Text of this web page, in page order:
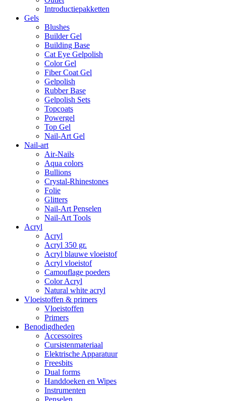
Introductiepakketten
Gels
Blushes
Builder Gel
Building Base
Cat Eye Gelpolish
Color Gel
Fiber Coat Gel
Gelpolish
Rubber Base
Gelpolish Sets
Topcoats
Powergel
Top Gel
Nail-Art Gel
Nail-art
Air-Nails
Aqua colors
Bullions
Crystal-Rhinestones
Folie
Glitters
Nail-Art Penselen
Nail-Art Tools
Acryl
Acryl
Acryl 350 gr.
Acryl blauwe vloeistof
Acryl vloeistof
Camouflage poeders
Color Acryl
Natural white acryl
Vloeistoffen & primers
Vloeistoffen
Primers
Benodigdheden
Accessoires
Cursistenmateriaal
Elektrische Apparatuur
Freesbits
Dual forms
Handdoeken en Wipes
Instrumenten
Penselen